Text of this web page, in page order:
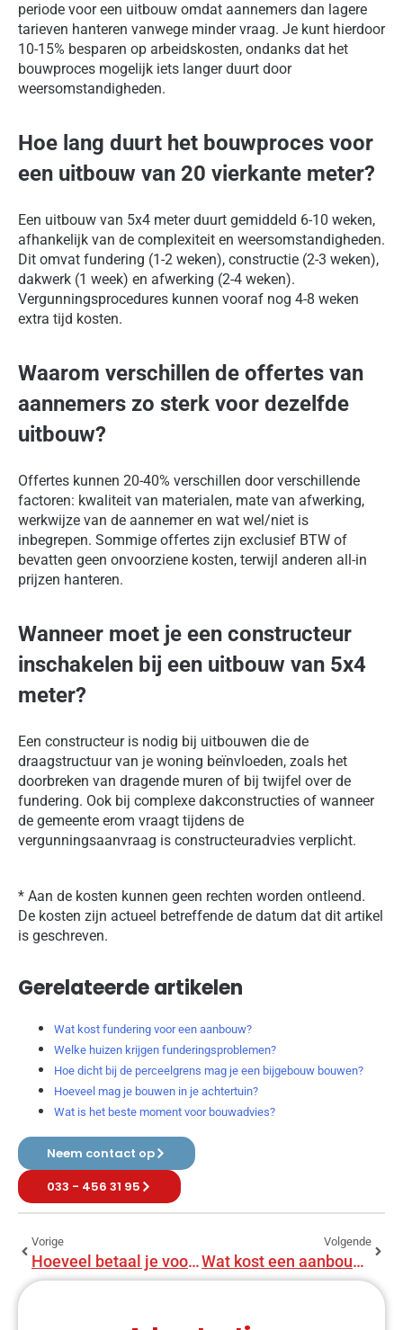
periode voor een uitbouw omdat aannemers dan lagere
tarieven hanteren vanwege minder vraag. Je kunt hierdoor
10-15% besparen op arbeidskosten, ondanks dat het
bouwproces mogelijk iets langer duurt door
weersomstandigheden.
Hoe lang duurt het bouwproces voor
een uitbouw van 20 vierkante meter?
Een uitbouw van 5x4 meter duurt gemiddeld 6-10 weken,
afhankelijk van de complexiteit en weersomstandigheden.
Dit omvat fundering (1-2 weken), constructie (2-3 weken),
dakwerk (1 week) en afwerking (2-4 weken).
Vergunningsprocedures kunnen vooraf nog 4-8 weken
extra tijd kosten.
Waarom verschillen de offertes van
aannemers zo sterk voor dezelfde
uitbouw?
Offertes kunnen 20-40% verschillen door verschillende
factoren: kwaliteit van materialen, mate van afwerking,
werkwijze van de aannemer en wat wel/niet is
inbegrepen. Sommige offertes zijn exclusief BTW of
bevatten geen onvoorziene kosten, terwijl anderen all-in
prijzen hanteren.
Wanneer moet je een constructeur
inschakelen bij een uitbouw van 5x4
meter?
Een constructeur is nodig bij uitbouwen die de
draagstructuur van je woning beïnvloeden, zoals het
doorbreken van dragende muren of bij twijfel over de
fundering. Ook bij complexe dakconstructies of wanneer
de gemeente erom vraagt tijdens de
vergunningsaanvraag is constructeuradvies verplicht.
* Aan de kosten kunnen geen rechten worden ontleend.
De kosten zijn actueel betreffende de datum dat dit artikel
is geschreven.
Gerelateerde artikelen
Wat kost fundering voor een aanbouw?
Welke huizen krijgen funderingsproblemen?
Hoe dicht bij de perceelgrens mag je een bijgebouw bouwen?
Hoeveel mag je bouwen in je achtertuin?
Wat is het beste moment voor bouwadvies?
Neem contact op
033 - 456 31 95
Vorige
Hoeveel betaal je voor een aanbouw?
Volgende
Wat kost een aanbouw van 4 bij 3 meter?